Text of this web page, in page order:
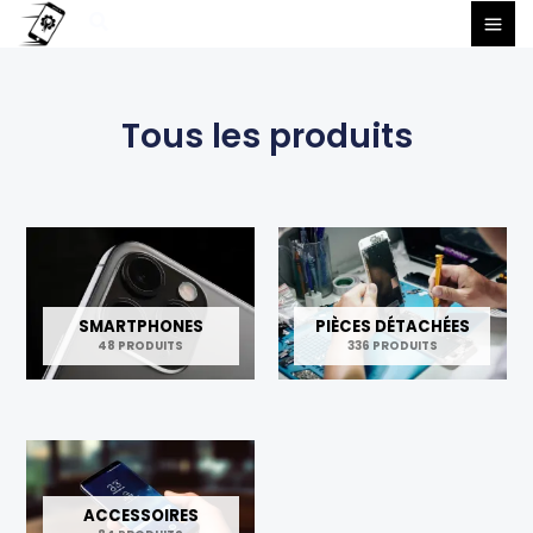
Aller
Tous les produits
SMARTPHONES
48 PRODUITS
PIÈCES DÉTACHÉES
336 PRODUITS
ACCESSOIRES